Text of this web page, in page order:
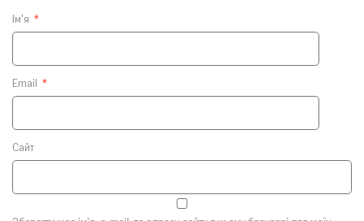
Ім'я *
Email *
Сайт